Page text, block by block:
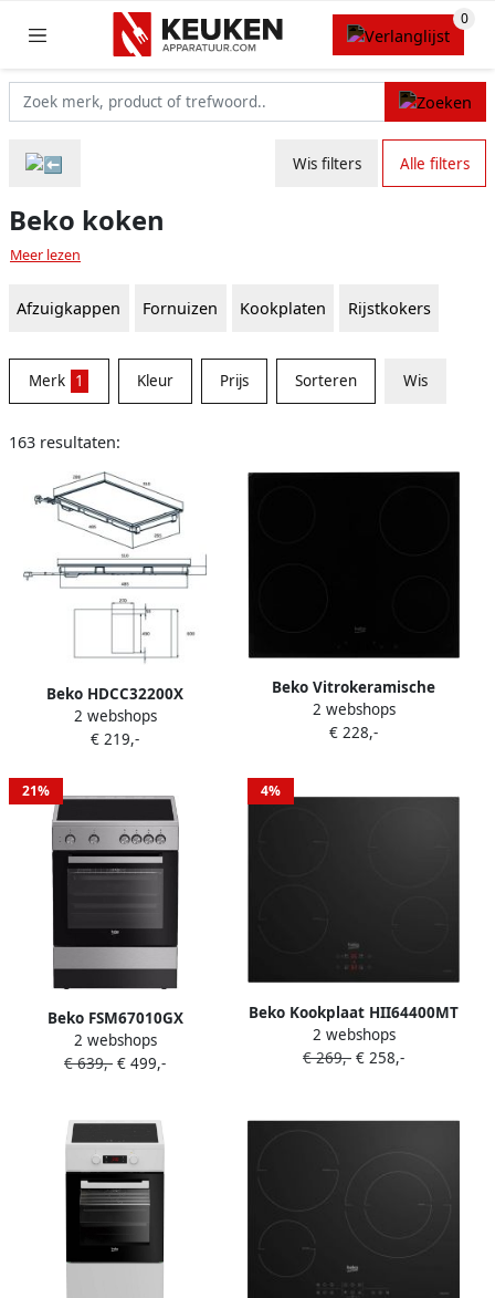
Wis filters Alle filters
Beko koken
Meer lezen
Afzuigkappen Fornuizen Kookplaten Rijstkokers
Merk 1 Kleur Prijs Sorteren Wis
163 resultaten:
Beko HDCC32200X
elektrische kookplaten
Roestvrijstaal
2 webshops
€ 219,-
Beko Vitrokeramische
Kookplaat HIC64400E |
Vitrokeramische kookplaten
2 webshops
€ 228,-
21%
Beko FSM67010GX
Keramisch fornuis Zwart
2 webshops
€ 639,- € 499,-
4%
Beko Kookplaat HII64400MT
| Inductiekookplaten |
Keuken&Koken Kookplaten
2 webshops
€ 269,- € 258,-